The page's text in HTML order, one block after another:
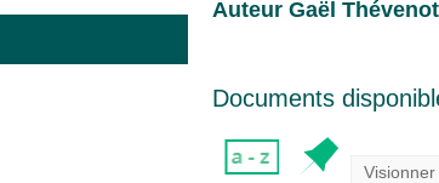
Auteur Gaël Thévenot
Documents